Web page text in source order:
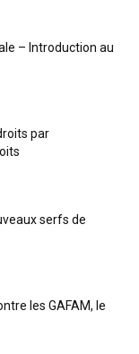
– Introduction au
par
serfs de
les GAFAM, le